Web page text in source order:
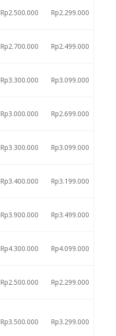
Rp2.500.000 Rp2.299.000
Rp2.700.000 Rp2.499.000
Rp3.300.000 Rp3.099.000
Rp3.000.000 Rp2.699.000
Rp3.300.000 Rp3.099.000
Rp3.400.000 Rp3.199.000
Rp3.900.000 Rp3.499.000
Rp4.300.000 Rp4.099.000
Rp2.500.000 Rp2.299.000
Rp3.500.000 Rp3.299.000